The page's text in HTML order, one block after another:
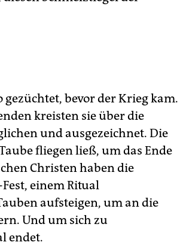
bevor der Krieg kam.
kreisten sie über die
und ausgezeichnet. Die
fliegen ließ, um das Ende
Christen haben die
einem Ritual
aufsteigen, um an die
Und um sich zu
endet.